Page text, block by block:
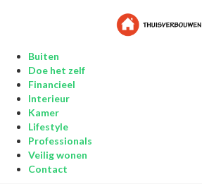
Buiten
Doe het zelf
Financieel
Interieur
Kamer
Lifestyle
Professionals
Veilig wonen
Contact